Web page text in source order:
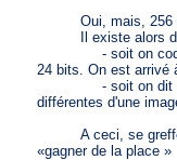
Oui, mais, 256
Il existe alors
- soit on code les
24 bits. On est arrivé
- soit on dit : parmi
différentes d'une
A ceci, se greffe
«gagner de la place »